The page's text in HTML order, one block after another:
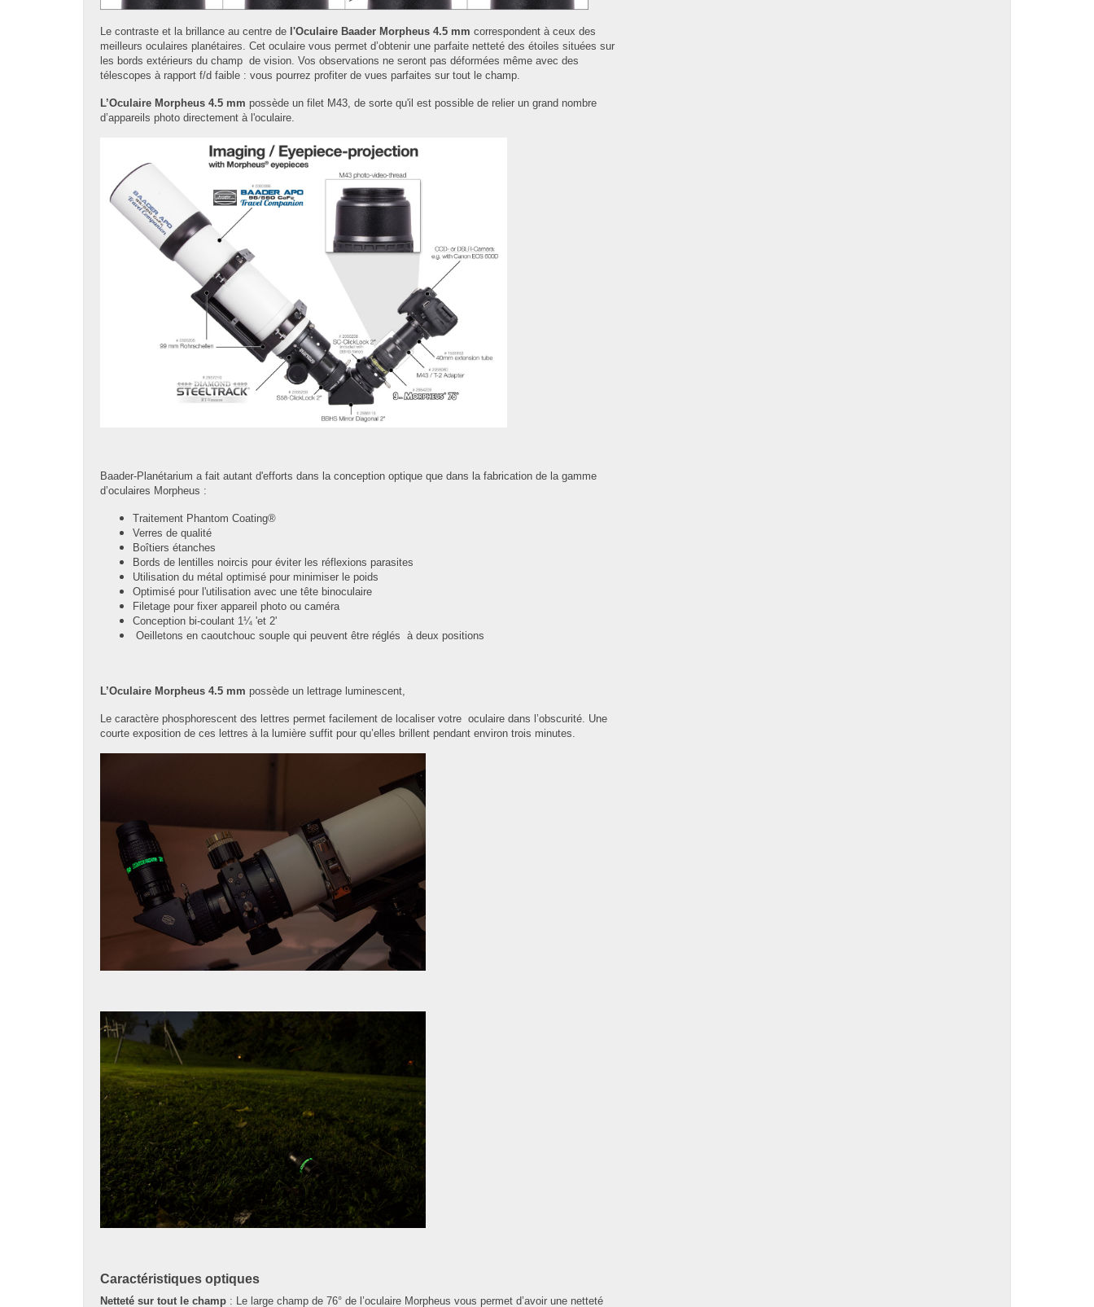
Le contraste et la brillance au centre de l'Oculaire Baader Morpheus 4.5 mm correspondent à ceux des
meilleurs oculaires planétaires. Cet oculaire vous permet d’obtenir une parfaite netteté des étoiles situées sur
les bords extérieurs du champ de vision. Vos observations ne seront pas déformées même avec des
télescopes à rapport f/d faible : vous pourrez profiter de vues parfaites sur tout le champ.
L’Oculaire Morpheus 4.5 mm possède un filet M43, de sorte qu'il est possible de relier un grand nombre
d’appareils photo directement à l'oculaire.
Baader-Planétarium a fait autant d'efforts dans la conception optique que dans la fabrication de la gamme
d’oculaires Morpheus :
Traitement Phantom Coating®
Verres de qualité
Boîtiers étanches
Bords de lentilles noircis pour éviter les réflexions parasites
Utilisation du métal optimisé pour minimiser le poids
Optimisé pour l'utilisation avec une tête binoculaire
Filetage pour fixer appareil photo ou caméra
Conception bi-coulant 1¼ 'et 2'
Oeilletons en caoutchouc souple qui peuvent être réglés à deux positions
L’Oculaire Morpheus 4.5 mm possède un lettrage luminescent,
Le caractère phosphorescent des lettres permet facilement de localiser votre oculaire dans l’obscurité. Une
courte exposition de ces lettres à la lumière suffit pour qu’elles brillent pendant environ trois minutes.
Caractéristiques optiques
Netteté sur tout le champ : Le large champ de 76° de l’oculaire Morpheus vous permet d’avoir une netteté